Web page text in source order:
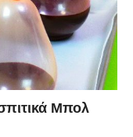
Μπολ